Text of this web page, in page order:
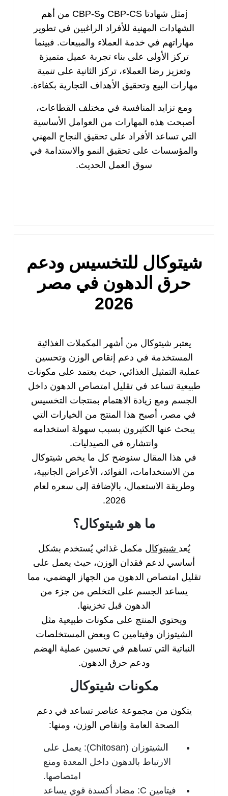
jمثل شهادتا CBP-CS وCBP-S من أهم
الشهادات المهنية للأفراد الراغبين في تطوير
مهاراتهم في خدمة العملاء والمبيعات. فبينما
تركز الأولى على بناء تجربة عميل متميزة
وتعزيز رضا العملاء، تركز الثانية على تنمية
مهارات البيع وتحقيق الأهداف التجارية بكفاءة.
ومع تزايد المنافسة في مختلف القطاعات،
أصبحت هذه المهارات من العوامل الأساسية
التي تساعد الأفراد على تحقيق النجاح المهني
والمؤسسات على تحقيق النمو والاستدامة في
سوق العمل الحديث.
شيتوكال للتخسيس ودعم
حرق الدهون في مصر
2026
يعتبر شيتوكال من أشهر المكملات الغذائية
المستخدمة في دعم إنقاص الوزن وتحسين
عملية التمثيل الغذائي، حيث يعتمد على مكونات
طبيعية تساعد في تقليل امتصاص الدهون داخل
الجسم ومع زيادة الاهتمام بمنتجات التخسيس
في مصر، أصبح هذا المنتج من الخيارات التي
يبحث عنها الكثيرون بسبب سهولة استخدامه
وانتشاره في الصيدليات.
في هذا المقال سنوضح كل ما يخص شيتوكال
من الاستخدامات، الفوائد، الأعراض الجانبية،
وطريقة الاستعمال، بالإضافة إلى سعره لعام
2026.
ما هو شيتوكال؟
يُعد شيتوكال مكمل غذائي يُستخدم بشكل
أساسي لدعم فقدان الوزن، حيث يعمل على
تقليل امتصاص الدهون من الجهاز الهضمي، مما
يساعد الجسم على التخلص من جزء من
الدهون قبل تخزينها.
ويحتوي المنتج على مكونات طبيعية مثل
الشيتوزان وفيتامين C وبعض المستخلصات
النباتية التي تساهم في تحسين عملية الهضم
ودعم حرق الدهون.
مكونات شيتوكال
يتكون من مجموعة عناصر تساعد في دعم
الصحة العامة وإنقاص الوزن، ومنها:
لشيتوزان (Chitosan): يعمل على
الارتباط بالدهون داخل المعدة ومنع
امتصاصها.
فيتامين C: مضاد أكسدة قوي يساعد